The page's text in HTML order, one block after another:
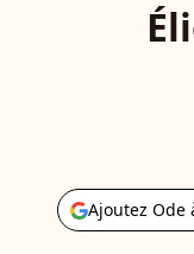
Ajoutez Ode